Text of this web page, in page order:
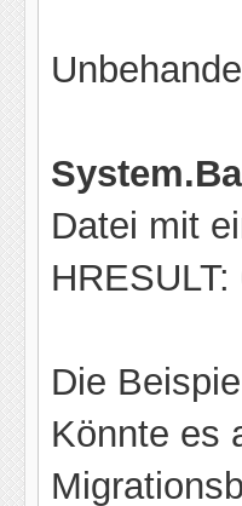
Datei mit
Die
Könnte es